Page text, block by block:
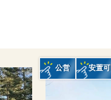
公営 安置可